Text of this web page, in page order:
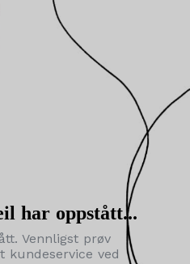
har oppstått...
Vennligst prøv
kundeservice ved